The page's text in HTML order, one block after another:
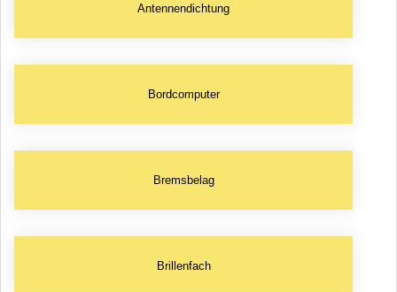
Antennendichtung
Bordcomputer
Bremsbelag
Brillenfach